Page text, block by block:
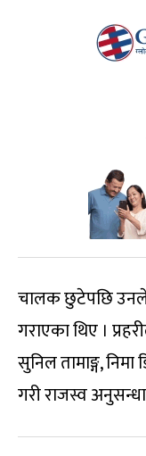
चालक छुटेपछि उनले
गराएका थिए ।
सुनिल तामाङ्ग,
गरी राजस्व